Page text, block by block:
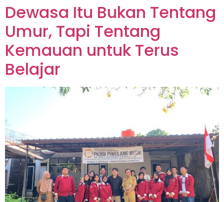
Dewasa Itu Bukan Tentang
Umur, Tapi Tentang
Kemauan untuk Terus
Belajar